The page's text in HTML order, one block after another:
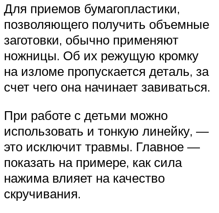
Для приемов бумагопластики,
позволяющего получить объемные
заготовки, обычно применяют
ножницы. Об их режущую кромку
на изломе пропускается деталь, за
счет чего она начинает завиваться.
При работе с детьми можно
использовать и тонкую линейку, —
это исключит травмы. Главное —
показать на примере, как сила
нажима влияет на качество
скручивания.